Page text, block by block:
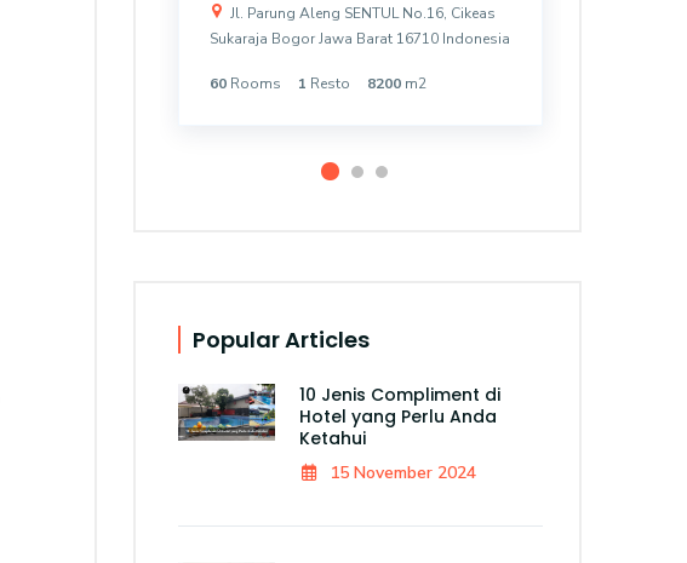
Jl. Parung Aleng SENTUL No.16, Cikeas
Sukaraja Bogor Jawa Barat 16710 Indonesia
60 Rooms 1 Resto 8200 m2
Popular Articles
10 Jenis Compliment di
Hotel yang Perlu Anda
Ketahui
15 November 2024